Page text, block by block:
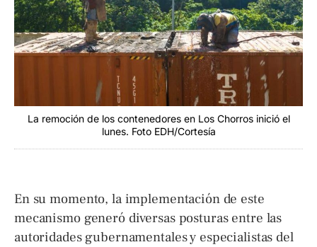
La remoción de los contenedores en Los Chorros inició el
lunes. Foto EDH/Cortesía
En su momento, la implementación de este
mecanismo generó diversas posturas entre las
autoridades gubernamentales y especialistas del